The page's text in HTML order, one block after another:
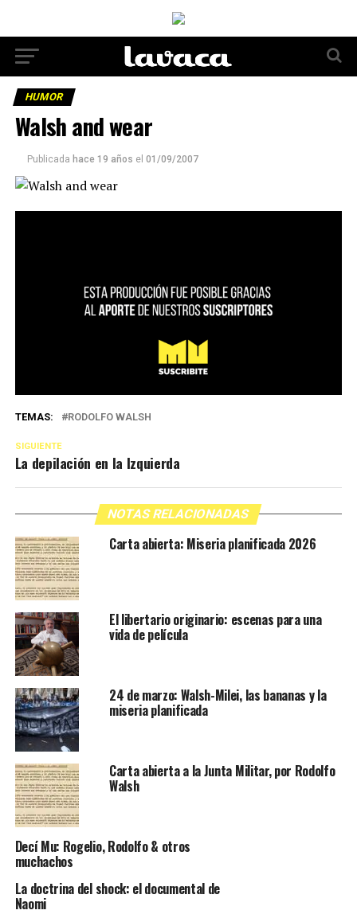
HUMOR
Walsh and wear
Publicada hace 19 años el 01/09/2007
TEMAS: RODOLFO WALSH
SIGUIENTE
La depilación en la Izquierda
NOTAS RELACIONADAS
Carta abierta: Miseria planificada 2026
El libertario originario: escenas para una
vida de película
24 de marzo: Walsh-Milei, las bananas y la
miseria planificada
Carta abierta a la Junta Militar, por Rodolfo
Walsh
Decí Mu: Rogelio, Rodolfo & otros
muchachos
La doctrina del shock: el documental de
Naomi